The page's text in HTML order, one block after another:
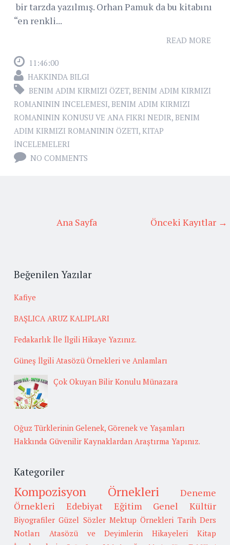
bir tarzda yazılmış. Orhan Pamuk da bu kitabını
“en renkli...
READ MORE
11:46:00
HAKKINDA BILGI
BENIM ADIM KIRMIZI ÖZET, BENIM ADIM KIRMIZI
ROMANININ INCELEMESI, BENIM ADIM KIRMIZI
ROMANININ KONUSU VE ANA FIKRI NEDIR, BENIM
ADIM KIRMIZI ROMANININ ÖZETI, KITAP
İNCELEMELERI
NO COMMENTS
Önceki Kayıtlar →
Ana Sayfa
Beğenilen Yazılar
Kafiye
BAŞLICA ARUZ KALIPLARI
Fedakarlık İle İlgili Hikaye Yazınız.
Güneş İlgili Atasözü Örnekleri ve Anlamları
Çok Okuyan Bilir Konulu Münazara
Oğuz Türklerinin Gelenek, Görenek ve Yaşamları
Hakkında Güvenilir Kaynaklardan Araştırma Yapınız.
Kategoriler
Kompozisyon Örnekleri
Deneme
Örnekleri
Edebiyat Eğitim Genel Kültür
Biyografiler Güzel Sözler Mektup Örnekleri Tarih Ders
Notları
Atasözü ve Deyimlerin Hikayeleri
Kitap